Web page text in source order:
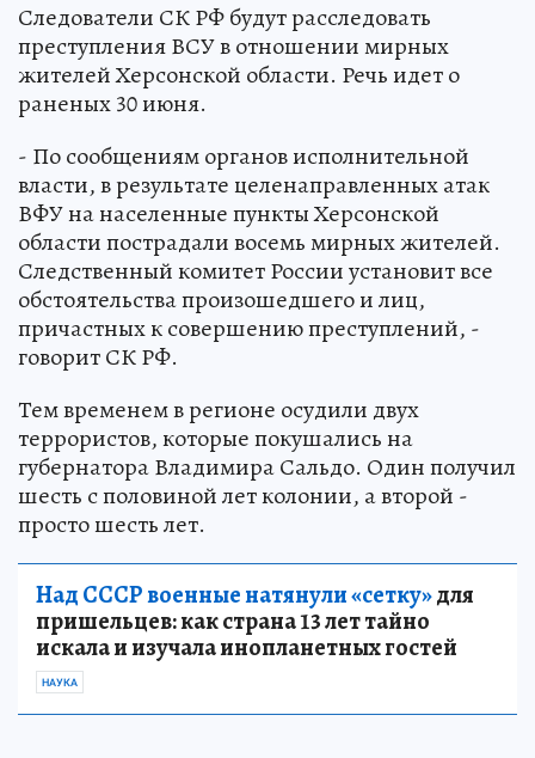
Следователи СК РФ будут расследовать
преступления ВСУ в отношении мирных
жителей Херсонской области. Речь идет о
раненых 30 июня.
- По сообщениям органов исполнительной
власти, в результате целенаправленных атак
ВФУ на населенные пункты Херсонской
области пострадали восемь мирных жителей.
Следственный комитет России установит все
обстоятельства произошедшего и лиц,
причастных к совершению преступлений, -
говорит СК РФ.
Тем временем в регионе осудили двух
террористов, которые покушались на
губернатора Владимира Сальдо. Один получил
шесть с половиной лет колонии, а второй -
просто шесть лет.
Над СССР военные натянули «сетку»для
пришельцев: как страна 13 лет тайно
искала и изучала инопланетных гостей
НАУКА